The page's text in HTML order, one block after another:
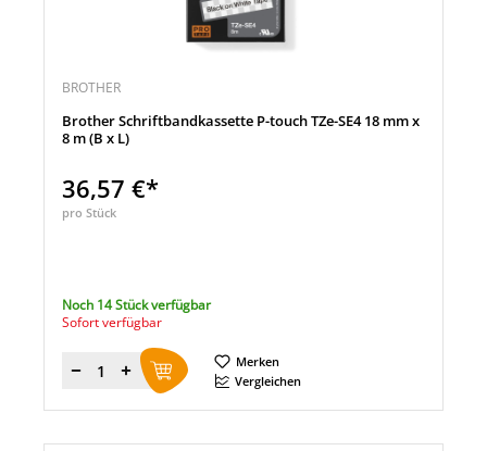
BROTHER
Brother Schriftbandkassette P-touch TZe-SE4 18 mm x
8 m (B x L)
36,57 €*
pro Stück
Noch 14 Stück verfügbar
Sofort verfügbar
Menge
Merken
Vergleichen